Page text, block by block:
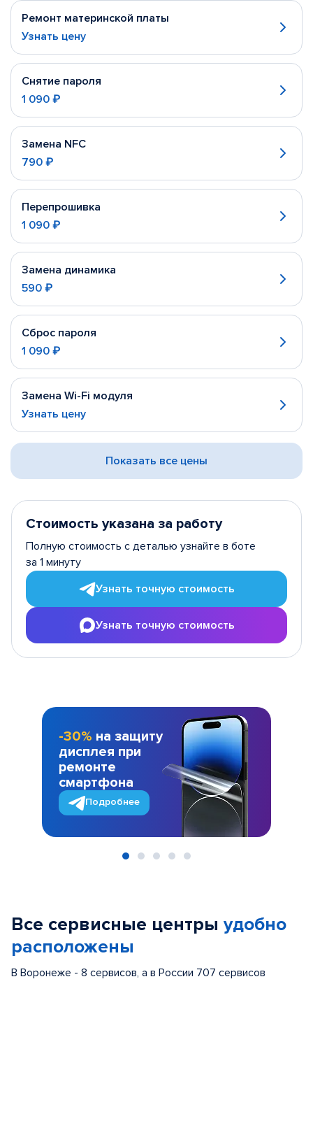
Ремонт материнской платы
Узнать цену
Снятие пароля
1 090 ₽
Замена NFC
790 ₽
Перепрошивка
1 090 ₽
Замена динамика
590 ₽
Сброс пароля
1 090 ₽
Замена Wi-Fi модуля
Узнать цену
Показать все цены
Стоимость указана за работу
Полную стоимость с деталью узнайте в боте
за 1 минуту
Узнать точную стоимость
Узнать точную стоимость
-30% на защиту
дисплея при
ремонте
смартфона
Подробнее
Все сервисные центры удобно
расположены
В Воронеже - 8 сервисов, а в России 707 сервисов